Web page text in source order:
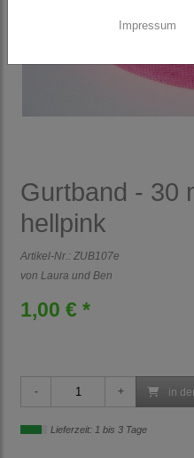
Gurtband - 30
hellpink
Artikel-Nr.: ZUB107e
von Laura und Ben
1,00 € *
in
Lieferzeit: 1 bis 3 Tage
Impressum